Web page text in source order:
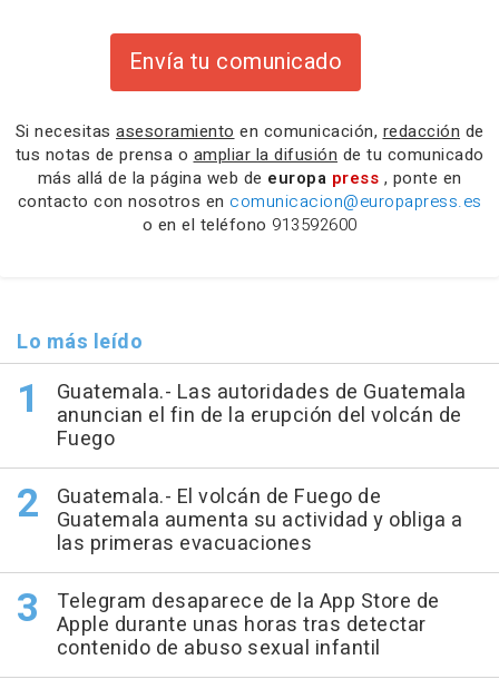
Envía tu comunicado
Si necesitas asesoramiento en comunicación, redacción de
tus notas de prensa o ampliar la difusión de tu comunicado
más allá de la página web de europa press , ponte en
contacto con nosotros en comunicacion@europapress.es
o en el teléfono 913592600
Lo más leído
Guatemala.- Las autoridades de Guatemala
anuncian el fin de la erupción del volcán de
Fuego
Guatemala.- El volcán de Fuego de
Guatemala aumenta su actividad y obliga a
las primeras evacuaciones
Telegram desaparece de la App Store de
Apple durante unas horas tras detectar
contenido de abuso sexual infantil